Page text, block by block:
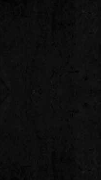
Bonfim (Arthur de Salles e